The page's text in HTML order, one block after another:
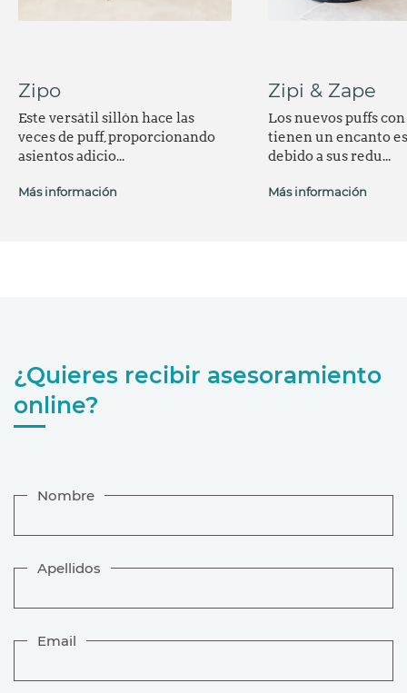
Zipo
Este versátil sillón hace las
veces de puff, proporcionando
asientos adicio...
Más información
Zipi & Zape
Los nuevos puffs
tienen un encanto
debido a sus redu...
Más información
¿Quieres recibir asesoramiento
online?
Nombre
Apellidos
Email